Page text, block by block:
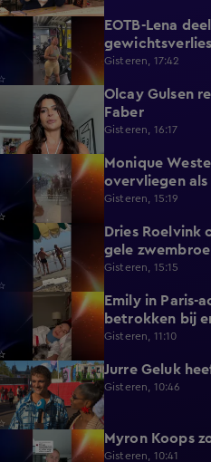
0:13
EOTB-Lena
Gisteren, 17:42
Olcay Gulsen
Faber
Gisteren, 16:17
Monique
overvliegen
Gisteren, 15:19
0:17
Dries
gele
Gisteren, 15:15
Emily in Paris-
betrokken bij
Gisteren, 11:10
1:12 Jurre Geluk
Gisteren, 10:46
Myron Koops
Gisteren, 10:41